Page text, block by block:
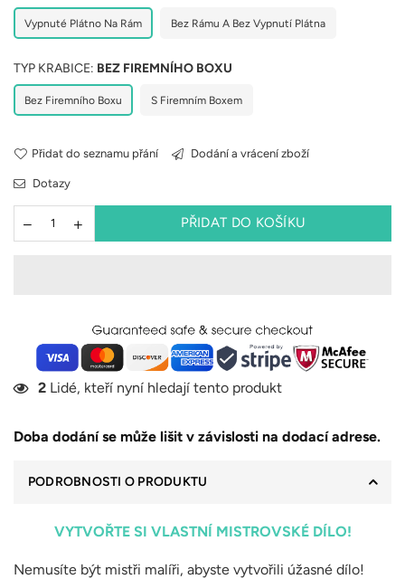
Vypnuté Plátno Na Rám Bez Rámu A Bez Vypnutí Plátna
TYP KRABICE: BEZ FIREMNÍHO BOXU
Bez Firemního Boxu S Firemním Boxem
Přidat do seznamu přání Dodání a vrácení zboží
Dotazy
PŘIDAT DO KOŠÍKU
2 Lidé, kteří nyní hledají tento produkt
Doba dodání se může lišit v závislosti na dodací adrese.
PODROBNOSTI O PRODUKTU
VYTVOŘTE SI VLASTNÍ MISTROVSKÉ DÍLO!
Nemusíte být mistři malíři, abyste vytvořili úžasné dílo!